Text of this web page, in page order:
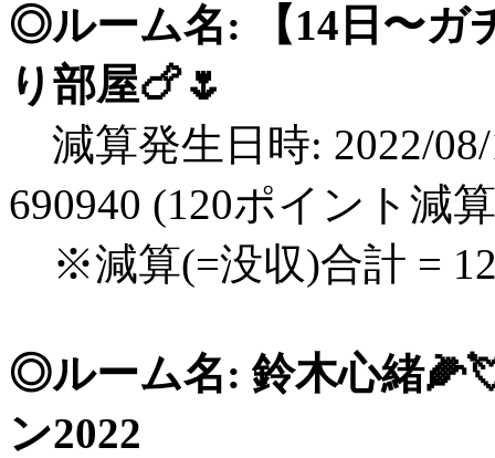
◎ルーム名: 【14日〜ガ
り部屋🍗🌷
減算発生日時: 2022/
690940 (120ポイント減
※減算(=没収)合計 =
◎ルーム名: 鈴木心緒
ン2022